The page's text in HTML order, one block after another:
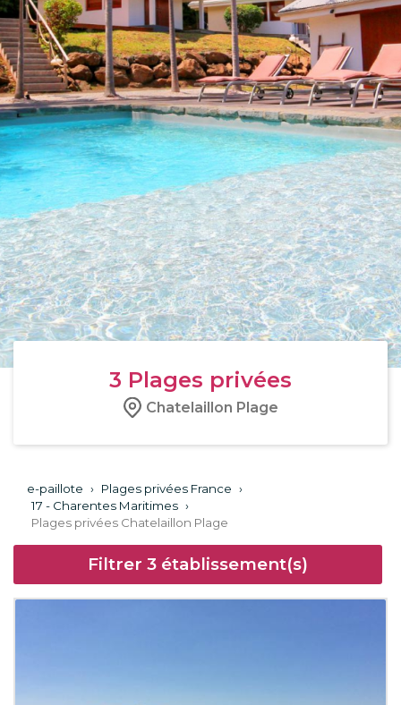
3 Plages privées
Chatelaillon Plage
e-paillote › Plages privées France ›
17 - Charentes Maritimes ›
Plages privées Chatelaillon Plage
Filtrer 3établissement(s)